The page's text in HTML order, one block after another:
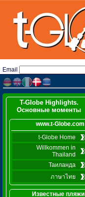
Email
T-Globe Highlights.
Основные моменты
www.t-Globe.com
t-Globe Home
Willkommen in
Thailand
Таиланда
ภาษาไทย
Известные пляжи